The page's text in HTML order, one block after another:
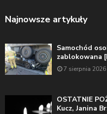
Najnowsze artykuły
Samochód
zablokowana
7 sierpnia 2026
OSTATNIE
Kucz, Janina